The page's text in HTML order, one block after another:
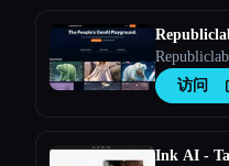
访问
Ink AI -